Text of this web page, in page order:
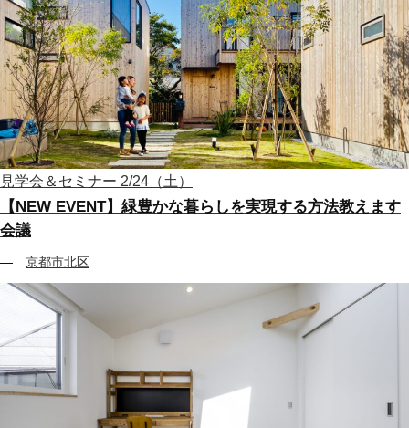
見学会＆セミナー 2/24（土）
【NEW EVENT】緑豊かな暮らしを実現する方法教えます
会議
京都市北区